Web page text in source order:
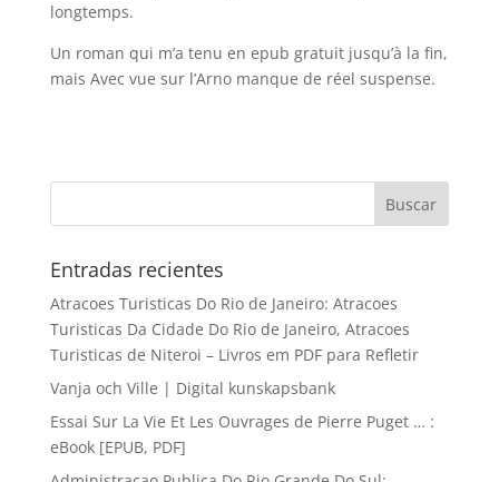
longtemps.
Un roman qui m’a tenu en epub gratuit jusqu’à la fin,
mais Avec vue sur l’Arno manque de réel suspense.
Entradas recientes
Atracoes Turisticas Do Rio de Janeiro: Atracoes
Turisticas Da Cidade Do Rio de Janeiro, Atracoes
Turisticas de Niteroi – Livros em PDF para Refletir
Vanja och Ville | Digital kunskapsbank
Essai Sur La Vie Et Les Ouvrages de Pierre Puget … :
eBook [EPUB, PDF]